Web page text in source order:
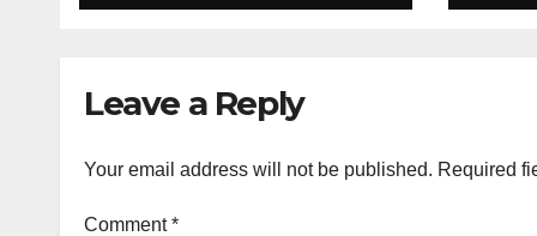
Leave a Reply
Your email address will not be published. Required
Comment*